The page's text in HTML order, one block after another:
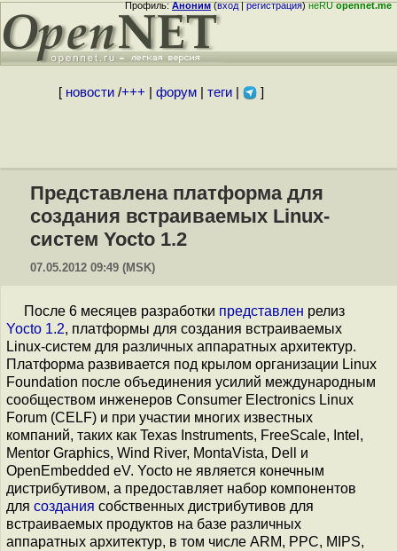
Профиль:Аноним(вход|регистрация)неRUopennet.me
[ новости/+++ форум| теги| ]
Представлена платформа для
создания встраиваемых Linux-
систем Yocto 1.2
07.05.2012 09:49 (MSK)
После 6 месяцев разработки представлен релиз
Yocto 1.2, платформы для создания встраиваемых
Linux-систем для различных аппаратных архитектур.
Платформа развивается под крылом организации Linux
Foundation после объединения усилий международным
сообществом инженеров Consumer Electronics Linux
Forum (CELF) и при участии многих известных
компаний, таких как Texas Instruments, FreeScale, Intel,
Mentor Graphics, Wind River, MontaVista, Dell и
OpenEmbedded eV. Yocto не является конечным
дистрибутивом, а предоставляет набор компонентов
для создания собственных дистрибутивов для
встраиваемых продуктов на базе различных
аппаратных архитектур, в том числе ARM, PPC, MIPS,